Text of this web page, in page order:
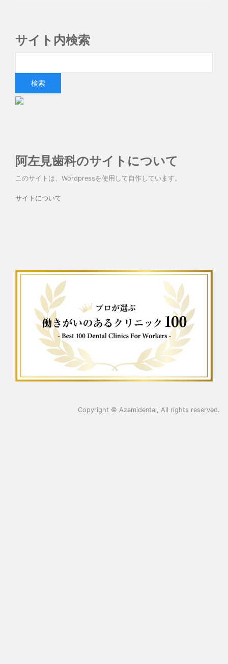
サイト内検索
阿左見歯科のサイトについて
このサイトは、Wordpressを使用して自作しています。
サイトについて
Copyright © Azamidental , All rights reserved.